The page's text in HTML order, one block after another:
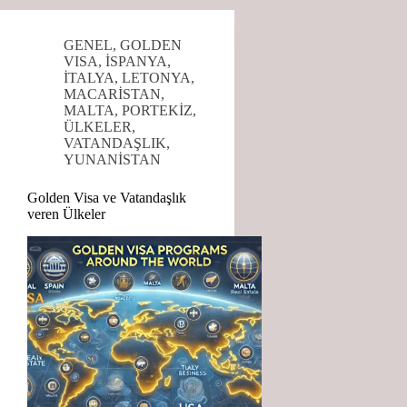
GENEL, GOLDEN
VISA, İSPANYA,
İTALYA, LETONYA,
MACARİSTAN,
MALTA, PORTEKİZ,
ÜLKELER,
VATANDAŞLIK,
YUNANİSTAN
Golden Visa ve Vatandaşlık
veren Ülkeler